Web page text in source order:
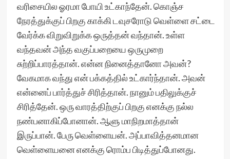
வரிசையில ஓரமா போயி உட்காந்தேன். கொஞ்ச
நேரத்துக்குப் பிறகு காக்கி டவுசரோடு வெள்ளை சட்டை
வேர்க்க விறுவிறுக்க ஒருத்தன் வந்தான். உள்ள
வந்தவன் அந்த வகுப்பறையை ஒருமுறை
சுற்றிப்பாரத்தான். என்ன நினைத்தானோ அவன்?
வேகமாக வந்து என் பக்கத்தில் உட்கார்ந்தான். அவன்
என்னைப் பார்த்துச் சிரித்தான். நானும் பதிலுக்குச்
சிரித்தேன். ஒரு வாரத்திற்குப் பிறகு எனக்கு நல்ல
நண்பனாகிப்போனான். ஆளு மாநிறமாத்தான்
இருப்பான். பேரு வெள்ளையன். அப்பாவித்தனமான
வெள்ளையனை எனக்கு ரொம்ப பிடித்துப்போனது.